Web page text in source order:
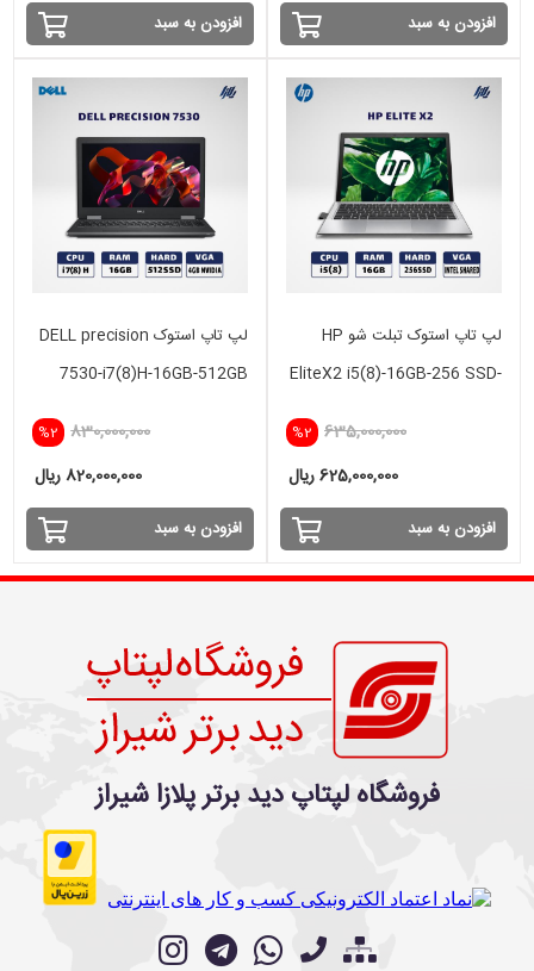
افزودن به سبد افزودن به سبد
لپ تاپ استوک تبلت شو HP
EliteX2 i5(8)-16GB-256 SSD-
%2 635,000,000
625,000,000 ریال
افزودن به سبد
لپ تاپ استوک DELL precision
7530-i7(8)H-16GB-512GB
%2 830,000,000
820,000,000 ریال
افزودن به سبد
فروشگاه لپتاپ دید برتر پلازا شیراز